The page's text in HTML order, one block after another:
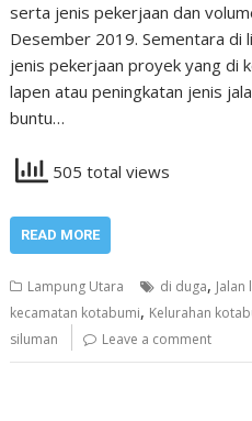
serta jenis pekerjaan dan
Desember 2019. Sementara di
jenis pekerjaan proyek yang di
lapen atau peningkatan jenis
buntu…
505 total views
READ MORE
Lampung Utara di duga, Jalan
kecamatan kotabumi, Kelurahan
siluman
Leave a comment